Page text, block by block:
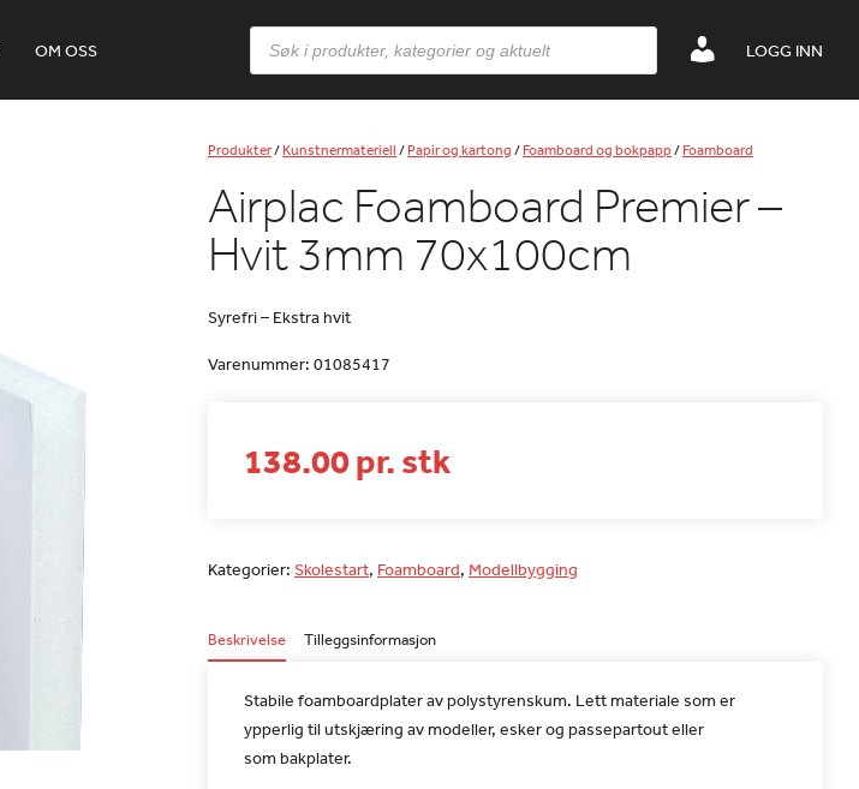
OM OSS LOGG INN
Products
search
Produkter/Kunstnermateriell/Papir og kartong/Foamboard og bokpapp/Foamboard
Airplac Foamboard Premier –
Hvit 3mm 70x100cm
Syrefri – Ekstra hvit
Varenummer: 01085417
138.00 pr. stk
Kategorier: Skolestart, Foamboard, Modellbygging
Beskrivelse Tilleggsinformasjon
Stabile foamboardplater av polystyrenskum. Lett materiale som er
ypperlig til utskjæring av modeller, esker og passepartout eller
som bakplater.